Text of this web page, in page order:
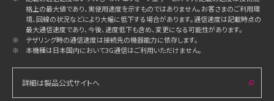
格上の最大値であり、実使用速度を示すものではありません。お客さまのご利用環
境、回線の状況などにより大幅に低下する場合があります。通信速度は記載時点の
最大通信速度であり、今後、速度低下も含め、変更になる可能性があります。
※
テザリング時の通信速度は接続先の機器能力に依存します。
※
本機種は日本国内において3G通信はご利用いただけません。
詳細は製品公式サイトへ